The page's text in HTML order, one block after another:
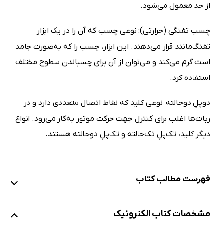
از حد معمول می‌شود.
چسب تفنگی (حرارتی): نوعی چسب که آن را در یک ابزار
تفنگ‌مانند قرار می‌دهند. این ابزار، چسب را که به‌صورت جامد
است گرم می‌کند و می‌توان از آن برای چسباندن سطوح مختلف
استفاده کرد.
دوپلِ دوحالته: نوعی کلید که نقاط اتصال متعددی دارد و در
ربات‌ها اغلب برای کنترل جهت حرکت موتور به‌کار می‌رود. انواع
دیگر کلید، تک‌پلِ تک‌حالته و تک‌پلِ دوحالته هستند.
فهرست مطالب کتاب
مشخصات کتاب الکترونیک